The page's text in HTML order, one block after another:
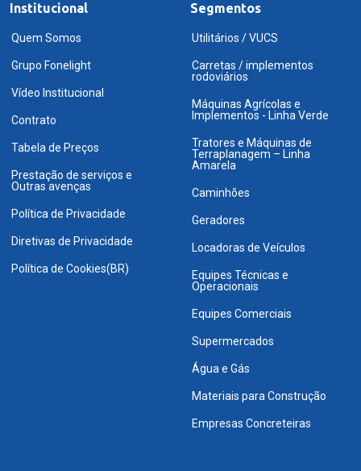
Institucional
Quem Somos
Grupo Fonelight
Vídeo Institucional
Contrato
Tabela de Preços
Prestação de serviços e
Outras avenças
Política de Privacidade
Diretivas de Privacidade
Política de Cookies(BR)
Segmentos
Utilitários / VUCS
Carretas / implementos
rodoviários
Máquinas Agrícolas e
Implementos - Linha Verde
Tratores e Máquinas de
Terraplanagem – Linha
Amarela
Caminhões
Geradores
Locadoras de Veículos
Equipes Técnicas e
Operacionais
Equipes Comerciais
Supermercados
Água e Gás
Materiais para Construção
Empresas Concreteiras